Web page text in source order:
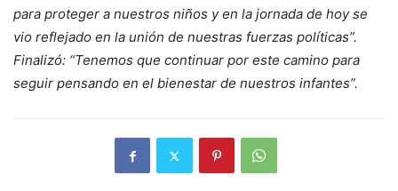
para proteger a nuestros niños y en la jornada de hoy se
vio reflejado en la unión de nuestras fuerzas políticas”.
Finalizó: “Tenemos que continuar por este camino para
seguir pensando en el bienestar de nuestros infantes”.